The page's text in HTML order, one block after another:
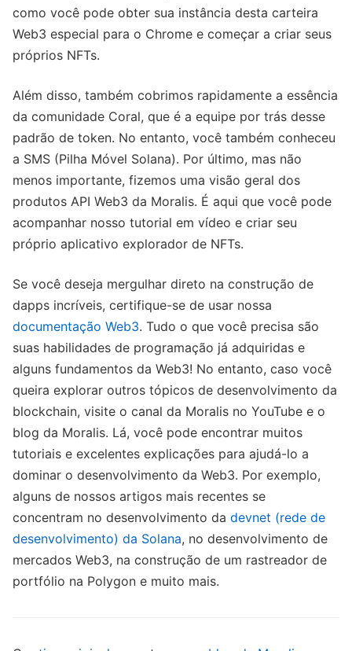
como você pode obter sua instância desta carteira
Web3 especial para o Chrome e começar a criar seus
próprios NFTs.
Além disso, também cobrimos rapidamente a essência
da comunidade Coral, que é a equipe por trás desse
padrão de token. No entanto, você também conheceu
a SMS (Pilha Móvel Solana). Por último, mas não
menos importante, fizemos uma visão geral dos
produtos API Web3 da Moralis. É aqui que você pode
acompanhar nosso tutorial em vídeo e criar seu
próprio aplicativo explorador de NFTs.
Se você deseja mergulhar direto na construção de
dapps incríveis, certifique-se de usar nossa
documentação Web3. Tudo o que você precisa são
suas habilidades de programação já adquiridas e
alguns fundamentos da Web3! No entanto, caso você
queira explorar outros tópicos de desenvolvimento da
blockchain, visite o canal da Moralis no YouTube e o
blog da Moralis. Lá, você pode encontrar muitos
tutoriais e excelentes explicações para ajudá-lo a
dominar o desenvolvimento da Web3. Por exemplo,
alguns de nossos artigos mais recentes se
concentram no desenvolvimento da devnet (rede de
desenvolvimento) da Solana, no desenvolvimento de
mercados Web3, na construção de um rastreador de
portfólio na Polygon e muito mais.